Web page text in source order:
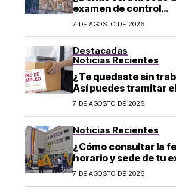
examen de control
presencial de de la
7 DE AGOSTO DE 2026
Destacadas
Noticias Recientes
¿Te quedaste sin
Así puedes tramitar el
Seguro de Desempleo
7 DE AGOSTO DE 2026
Noticias Recientes
¿Cómo consultar la
horario y sede de tu
de control presencial?
7 DE AGOSTO DE 2026